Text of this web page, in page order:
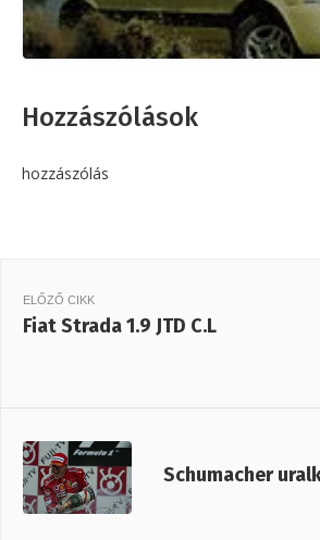
Hozzászólások
hozzászólás
ELŐZŐ CIKK
Fiat Strada 1.9 JTD C.L
Schumacher